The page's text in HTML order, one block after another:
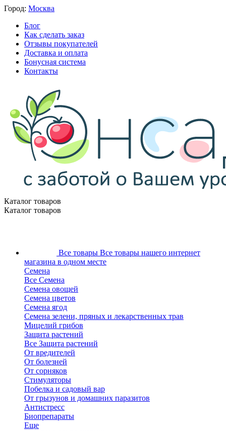
Город: Москва
Блог
Как сделать заказ
Отзывы покупателей
Доставка и оплата
Бонусная система
Контакты
Каталог товаров
Каталог товаров
Все товары Все товары нашего интернет
магазина в одном месте
Семена
Все Семена
Семена овощей
Семена цветов
Семена ягод
Семена зелени, пряных и лекарственных трав
Мицелий грибов
Защита растений
Все Защита растений
От вредителей
От болезней
От сорняков
Стимуляторы
Побелка и садовый вар
От грызунов и домашних паразитов
Антистресс
Биопрепараты
Еще